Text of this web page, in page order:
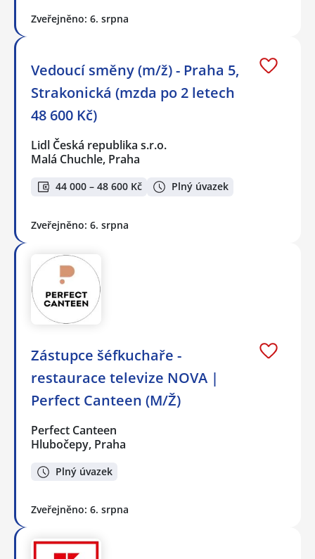
Zveřejněno: 6. srpna
Vedoucí směny (m/ž) - Praha 5,
Strakonická (mzda po 2 letech
48 600 Kč)
Lidl Česká republika s.r.o.
Malá Chuchle, Praha
44 000 – 48 600 Kč Plný úvazek
Zveřejněno: 6. srpna
Zástupce šéfkuchaře -
restaurace televize NOVA |
Perfect Canteen (M/Ž)
Perfect Canteen
Hlubočepy, Praha
Plný úvazek
Zveřejněno: 6. srpna